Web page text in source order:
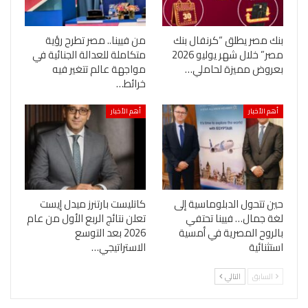
بنك مصر يطلق “كرنفال بنك
مصر” خلال شهر يوليو 2026
بعروض مميزة لحاملي…
من فيينا.. مصر تطرح رؤية
متكاملة للعدالة الجنائية في
مواجهة عالم تتغير فيه
خرائط…
أهم الأخبار
حين تتحول الدبلوماسية إلى
لغة جمال… فيينا تحتفي
بالروح المصرية في أمسية
استثنائية
أهم الأخبار
كاتليست بارتنرز ميدل إيست
تعلن نتائج الربع الأول من عام
2026 بعد التوسع
الاستراتيجي…
السابق التالي